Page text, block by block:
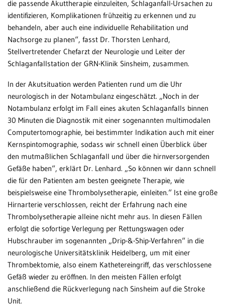
die passende Akuttherapie einzuleiten, Schlaganfall-Ursachen zu
identifizieren, Komplikationen frühzeitig zu erkennen und zu
behandeln, aber auch eine individuelle Rehabilitation und
Nachsorge zu planen“, fasst Dr. Thorsten Lenhard,
Stellvertretender Chefarzt der Neurologie und Leiter der
Schlaganfallstation der GRN-Klinik Sinsheim, zusammen.
In der Akutsituation werden Patienten rund um die Uhr
neurologisch in der Notambulanz eingeschätzt. „Noch in der
Notambulanz erfolgt im Fall eines akuten Schlaganfalls binnen
30 Minuten die Diagnostik mit einer sogenannten multimodalen
Computertomographie, bei bestimmter Indikation auch mit einer
Kernspintomographie, sodass wir schnell einen Überblick über
den mutmaßlichen Schlaganfall und über die hirnversorgenden
Gefäße haben“, erklärt Dr. Lenhard. „So können wir dann schnell
die für den Patienten am besten geeignete Therapie, wie
beispielsweise eine Thrombolysetherapie, einleiten.“ Ist eine große
Hirnarterie verschlossen, reicht der Erfahrung nach eine
Thrombolysetherapie alleine nicht mehr aus. In diesen Fällen
erfolgt die sofortige Verlegung per Rettungswagen oder
Hubschrauber im sogenannten „Drip-&-Ship-Verfahren“ in die
neurologische Universitätsklinik Heidelberg, um mit einer
Thrombektomie, also einem Kathetereingriff, das verschlossene
Gefäß wieder zu eröffnen. In den meisten Fällen erfolgt
anschließend die Rückverlegung nach Sinsheim auf die Stroke
Unit.